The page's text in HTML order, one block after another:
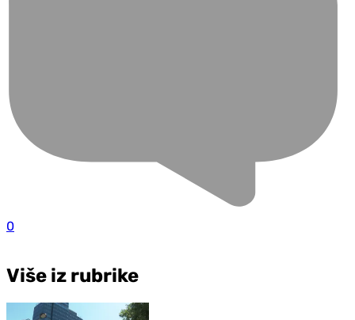
0
Više iz rubrike